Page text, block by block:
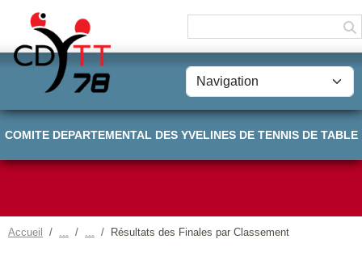
COMITE DEPARTEMENTAL DES YVELINES DE TENNIS DE TABLE
Accueil Résultats des Finales par Classement
Panneau de gestion des cookies